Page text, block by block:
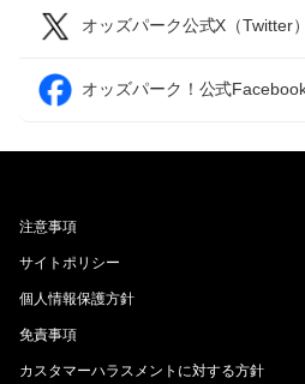
オッズパーク公式X（Twitter
オッズパーク！公式
注意事項
サイトポリシー
個人情報保護方針
免責事項
カスタマーハラスメントに対する方針